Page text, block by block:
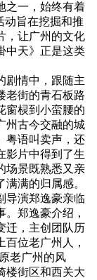
之一，始终有着
动旨在挖掘和推
，让广州的文化
中天》正是这类
剧情中，跟随主
老街的青石板路
窗棂到小蛮腰的
州古今交融的城
粤语叫卖声，还
影片中得到了生
场景既熟悉又亲
满的归属感。
导演郑逸豪亲临
郑逸豪介绍，
迁，主创团队历
位老广州人，
老广州的风
楼街区和西关大